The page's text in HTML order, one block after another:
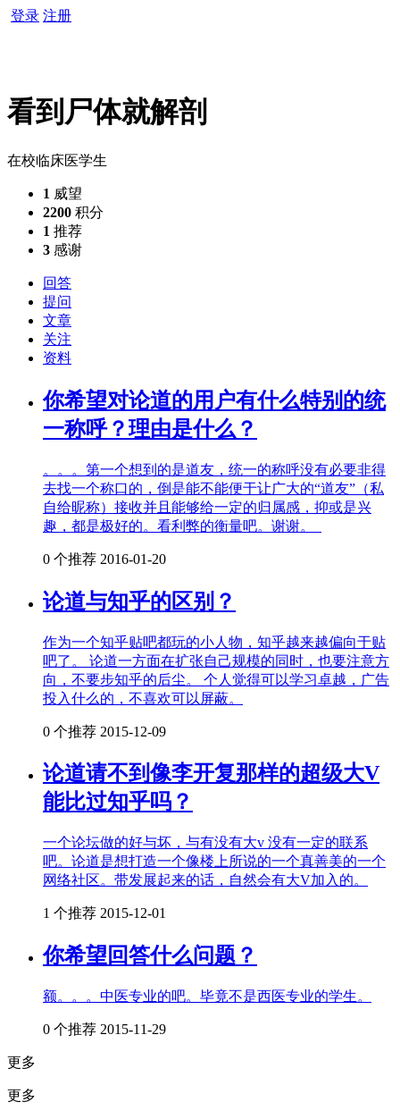
登录 注册
看到尸体就解剖
在校临床医学生
1 威望
2200 积分
1 推荐
3 感谢
回答
提问
文章
关注
资料
你希望对论道的用户有什么特别的统
一称呼？理由是什么？
。。。第一个想到的是道友，统一的称呼没有必要非得
去找一个称口的，倒是能不能便于让广大的“道友”（私
自给昵称）接收并且能够给一定的归属感，抑或是兴
趣，都是极好的。看利弊的衡量吧。谢谢。
0 个推荐 2016-01-20
论道与知乎的区别？
作为一个知乎贴吧都玩的小人物，知乎越来越偏向于贴
吧了。 论道一方面在扩张自己规模的同时，也要注意方
向，不要步知乎的后尘。 个人觉得可以学习卓越，广告
投入什么的，不喜欢可以屏蔽。
0 个推荐 2015-12-09
论道请不到像李开复那样的超级大V
能比过知乎吗？
一个论坛做的好与坏，与有没有大v 没有一定的联系
吧。论道是想打造一个像楼上所说的一个真善美的一个
网络社区。带发展起来的话，自然会有大V加入的。
1 个推荐 2015-12-01
你希望回答什么问题？
额。。。中医专业的吧。毕竟不是西医专业的学生。
0 个推荐 2015-11-29
更多
更多